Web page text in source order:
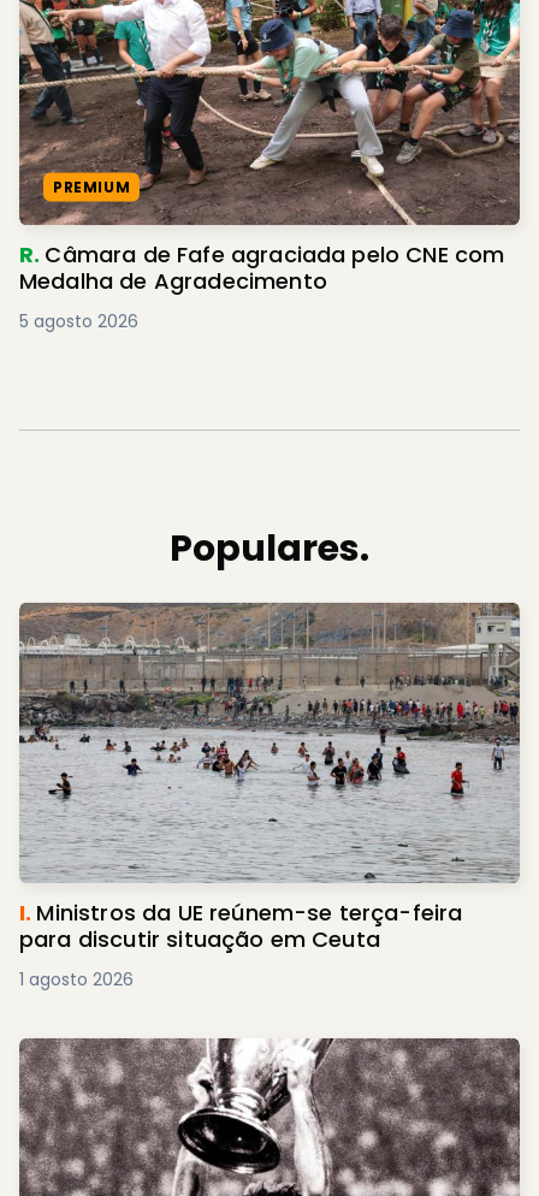
PREMIUM
R. Câmara de Fafe agraciada pelo CNE com
Medalha de Agradecimento
5 agosto 2026
Populares.
I. Ministros da UE reúnem-se terça-feira
para discutir situação em Ceuta
1 agosto 2026